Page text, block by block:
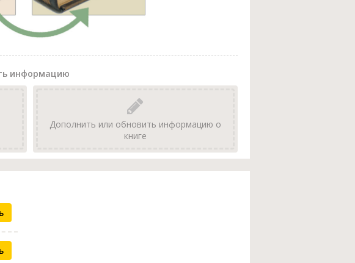
информацию
Дополнить или обновить информацию о
книге